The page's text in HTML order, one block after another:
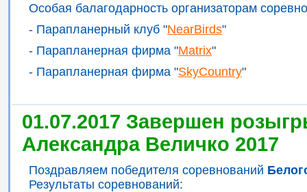
Особая балагодарность организаторам
- Парапланерный клуб "NearBirds"
- Парапланерная фирма "Matrix"
- Парапланерная фирма "SkyCountry"
01.07.2017 Завершен
Александра Величко 2017
Поздравляем победителя соревнований
Результаты соревнований: